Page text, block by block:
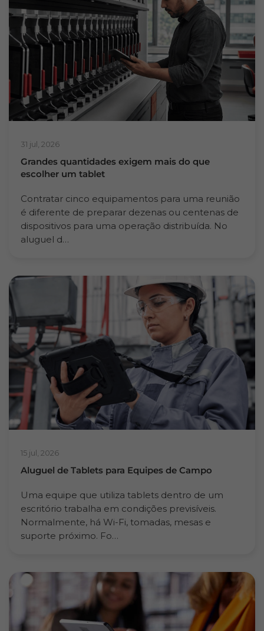
31 jul, 2026
Grandes quantidades exigem mais do que
escolher um tablet
Contratar cinco equipamentos para uma reunião
é diferente de preparar dezenas ou centenas de
dispositivos para uma operação distribuída. No
aluguel d…
15 jul, 2026
Aluguel de Tablets para Equipes de Campo
Uma equipe que utiliza tablets dentro de um
escritório trabalha em condições previsíveis.
Normalmente, há Wi-Fi, tomadas, mesas e
suporte próximo. Fo…